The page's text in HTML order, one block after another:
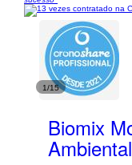
1/15
Biomix
Ambiental